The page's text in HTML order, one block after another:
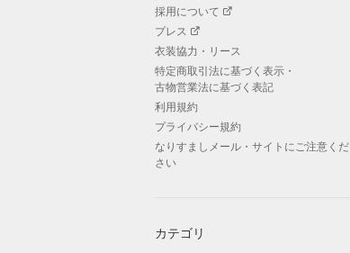
採用について
プレス
衣装協力・リース
特定商取引法に基づく表示・
古物営業法に基づく表記
利用規約
プライバシー規約
なりすましメール・サイトにご注意くだ
さい
カテゴリ